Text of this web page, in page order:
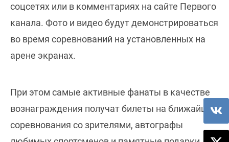
соцсетях или в комментариях на сайте Первого
канала. Фото и видео будут демонстрироваться
во время соревнований на установленных на
арене экранах.
При этом самые активные фанаты в качестве
вознаграждения получат билеты на ближайшие
соревнования со зрителями, автографы